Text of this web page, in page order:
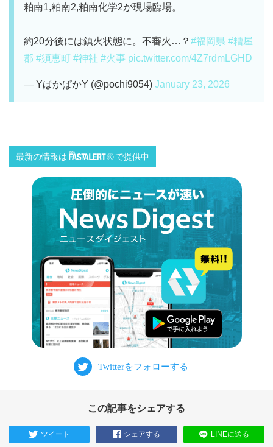
粕南1,粕南2,粕南化学2が現場臨場。
約20分後には鎮火状態に。不審火…？ #福岡県 #糟屋
郡 #須恵町 #神社 #火事 pic.twitter.com/4Z7rdmLGHD
— YぱかぱかY (@pochi9054) January 23, 2026
最新の情報は で提供中
この記事をシェアする
ツイート シェアする LINEに送る